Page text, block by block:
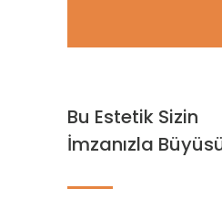
Bu Estetik Sizin
İmzanızla